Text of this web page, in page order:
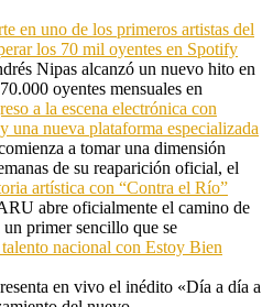
en uno de los primeros artistas del
los 70 mil oyentes en Spotify
Nipas alcanzó un nuevo hito en
oyentes mensuales en
a la escena electrónica con
una nueva plataforma especializada
a tomar una dimensión
de su reaparición oficial, el
artística con “Contra el Río”
abre oficialmente el camino de
primer sencillo que se
nacional con Estoy Bien
en vivo el inédito «Día a día a